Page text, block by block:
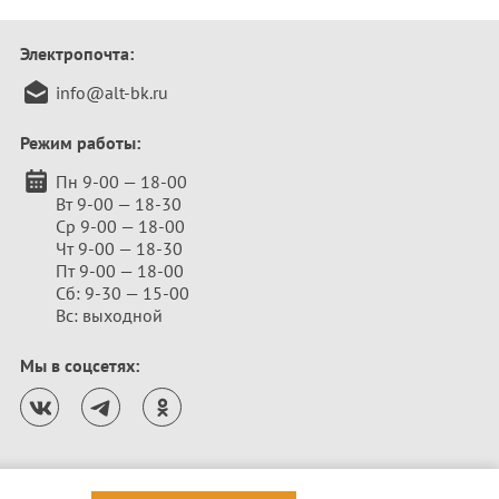
Электропочта:
info@alt-bk.ru
Режим работы:
Пн 9-00 — 18-00
Вт 9-00 — 18-30
Ср 9-00 — 18-00
Чт 9-00 — 18-30
Пт 9-00 — 18-00
Сб: 9-30 — 15-00
Вс: выходной
Мы в соцсетях: